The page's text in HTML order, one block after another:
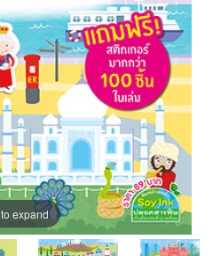
expand